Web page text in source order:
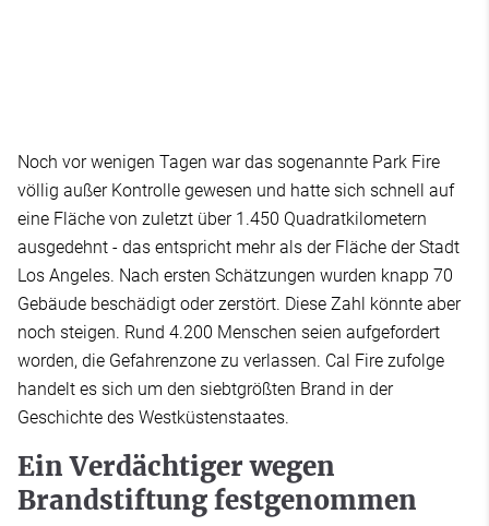
Noch vor wenigen Tagen war das sogenannte Park Fire
völlig außer Kontrolle gewesen und hatte sich schnell auf
eine Fläche von zuletzt über 1.450 Quadratkilometern
ausgedehnt - das entspricht mehr als der Fläche der Stadt
Los Angeles. Nach ersten Schätzungen wurden knapp 70
Gebäude beschädigt oder zerstört. Diese Zahl könnte aber
noch steigen. Rund 4.200 Menschen seien aufgefordert
worden, die Gefahrenzone zu verlassen. Cal Fire zufolge
handelt es sich um den siebtgrößten Brand in der
Geschichte des Westküstenstaates.
Ein Verdächtiger wegen
Brandstiftung festgenommen